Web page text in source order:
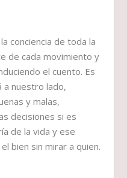
conciencia de toda la
de cada movimiento y
el cuento. Es
a nuestro lado,
y malas,
decisiones si es
de la vida y ese
bien sin mirar a quien.